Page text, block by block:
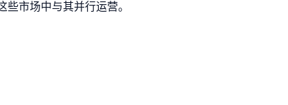
市场中与其并行运营。